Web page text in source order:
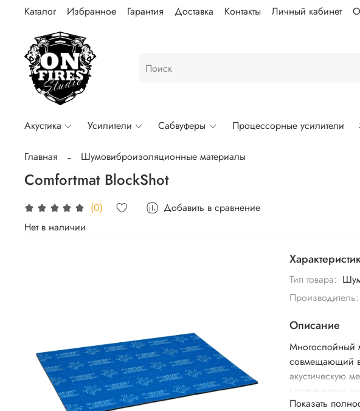
Каталог Избранное Гарантия Доставка Контакты Личный кабинет
Акустика Усилители Сабвуферы Процессорные усилители
Главная Шумовиброизоляционные материалы
Comfortmat BlockShot
Нет в наличии
(0) Добавить в сравнение
Тип товара:
Производитель:
Описание
Многослойный
совмещающий в
акустическую
служит новая
Показать